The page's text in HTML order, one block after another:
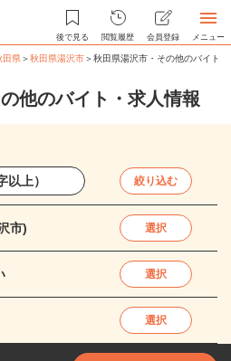
後で見る 閲覧履歴 会員登録 メニュー
田県＞秋田県湯沢市＞秋田県湯沢市・その他のバイト
他のバイト・求人情報
絞り込む
市) 選択
選択
選択